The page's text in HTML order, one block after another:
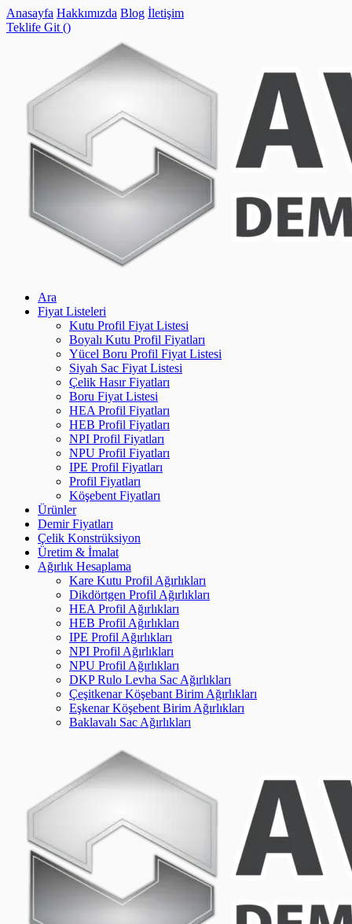
Anasayfa Hakkımızda Blog İletişim
Teklife Git ()
Ara
Fiyat Listeleri
Kutu Profil Fiyat Listesi
Boyalı Kutu Profil Fiyatları
Yücel Boru Profil Fiyat Listesi
Siyah Sac Fiyat Listesi
Çelik Hasır Fiyatları
Boru Fiyat Listesi
HEA Profil Fiyatları
HEB Profil Fiyatları
NPI Profil Fiyatları
NPU Profil Fiyatları
IPE Profil Fiyatları
Profil Fiyatları
Köşebent Fiyatları
Ürünler
Demir Fiyatları
Çelik Konstrüksiyon
Üretim & İmalat
Ağırlık Hesaplama
Kare Kutu Profil Ağırlıkları
Dikdörtgen Profil Ağırlıkları
HEA Profil Ağırlıkları
HEB Profil Ağırlıkları
IPE Profil Ağırlıkları
NPI Profil Ağırlıkları
NPU Profil Ağırlıkları
DKP Rulo Levha Sac Ağırlıkları
Çeşitkenar Köşebant Birim Ağırlıkları
Eşkenar Köşebent Birim Ağırlıkları
Baklavalı Sac Ağırlıkları